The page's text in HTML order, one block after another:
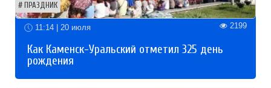
ПРАЗДНИК
11:14 | 20 июля 2199
Как Каменск-Уральский отметил 325 день
рождения